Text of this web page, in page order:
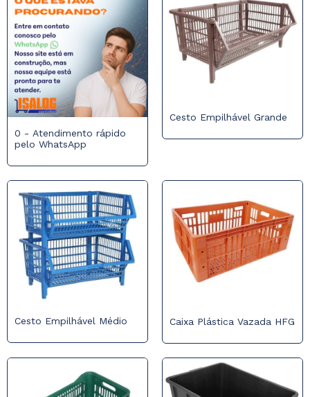
0 - Atendimento rápido
pelo WhatsApp
Cesto Empilhável Grande
Cesto Empilhável Médio Caixa Plástica Vazada HFG